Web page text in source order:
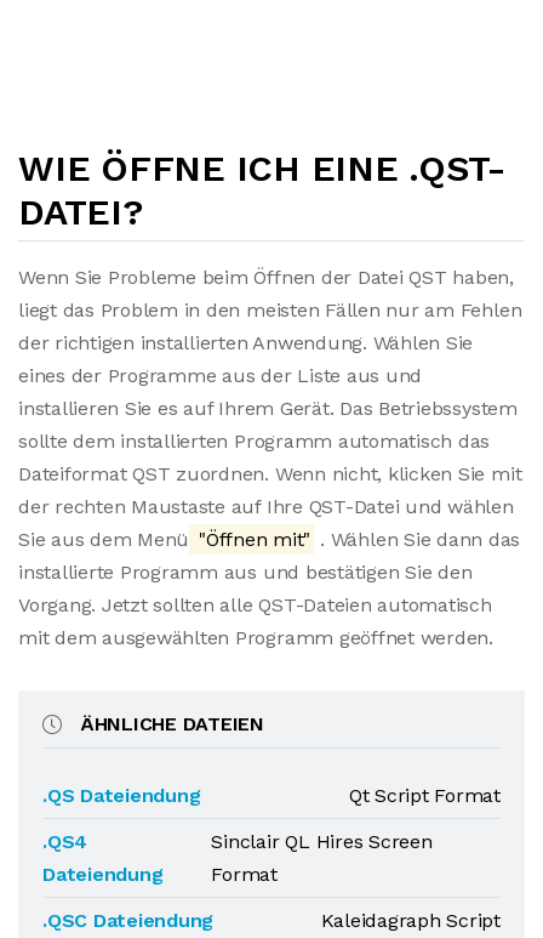
WIE ÖFFNE ICH EINE .QST-
DATEI?
Wenn Sie Probleme beim Öffnen der Datei QST haben,
liegt das Problem in den meisten Fällen nur am Fehlen
der richtigen installierten Anwendung. Wählen Sie
eines der Programme aus der Liste aus und
installieren Sie es auf Ihrem Gerät. Das Betriebssystem
sollte dem installierten Programm automatisch das
Dateiformat QST zuordnen. Wenn nicht, klicken Sie mit
der rechten Maustaste auf Ihre QST-Datei und wählen
Sie aus dem Menü "Öffnen mit" . Wählen Sie dann das
installierte Programm aus und bestätigen Sie den
Vorgang. Jetzt sollten alle QST-Dateien automatisch
mit dem ausgewählten Programm geöffnet werden.
ÄHNLICHE DATEIEN
.QS Dateiendung
Qt Script Format
.QS4
Dateiendung
Sinclair QL Hires Screen
Format
.QSC Dateiendung
Kaleidagraph Script